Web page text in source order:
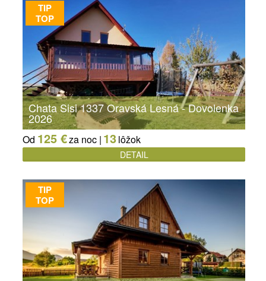
TIP
TOP
Chata Sisi 1337 Oravská Lesná - Dovolenka
2026
Od 125 €za noc | 13lôžok
DETAIL
TIP
TOP